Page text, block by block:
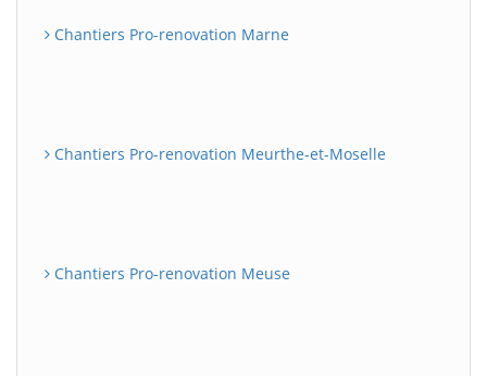
Chantiers Pro-renovation Marne
Chantiers Pro-renovation Meurthe-et-Moselle
Chantiers Pro-renovation Meuse